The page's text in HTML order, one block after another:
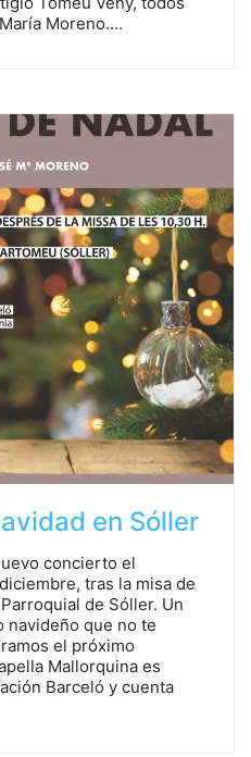
Moreno.…
en Sóller
concierto el
tras la misa de
de Sóller. Un
que no te
el próximo
Mallorquina es
Barceló y cuenta